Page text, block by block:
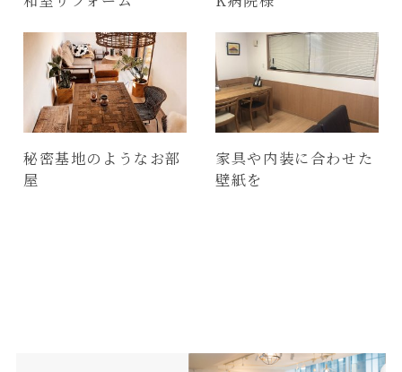
秘密基地のようなお部
屋
家具や内装に合わせた
壁紙を